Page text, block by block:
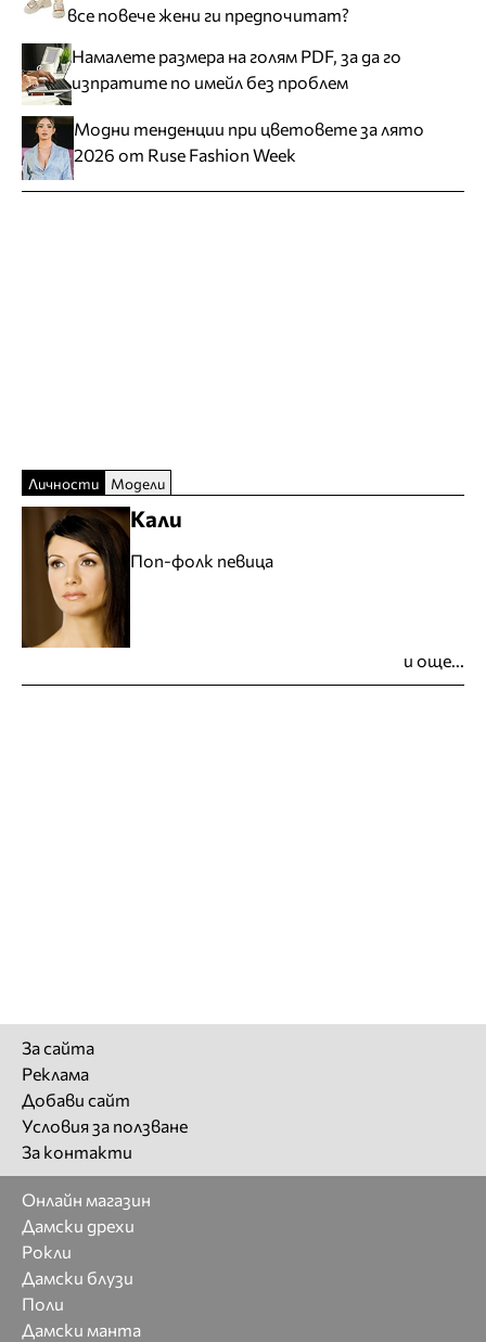
все повече жени ги предпочитат?
Намалете размера на голям PDF, за да го
изпратите по имейл без проблем
Модни тенденции при цветовете за лято
2026 от Ruse Fashion Week
Личности Модели
Кали
Поп-фолк певица
и още...
За сайта
Реклама
Добави сайт
Условия за ползване
За контакти
Онлайн магазин
Дамски дрехи
Рокли
Дамски блузи
Поли
Дамски манта